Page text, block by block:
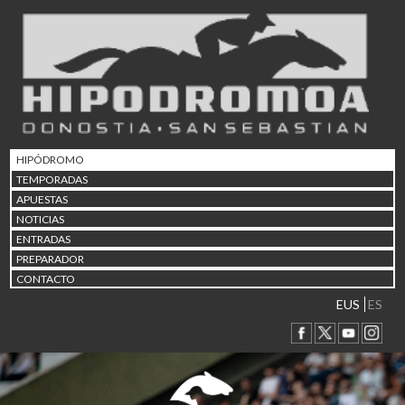
HIPÓDROMO
TEMPORADAS
APUESTAS
NOTICIAS
ENTRADAS
PREPARADOR
CONTACTO
EUS ES
02/08 17:30 Abuztuaren 2a / 2 de
Abuztuaren 9a / 9 de
12/08 12:08 Abuztaren 12a / 12 de
15/08 17:05 Abuztuaren 15a / 15 de
23/08 17:30 Abuztuaren 23a / 23 de
30/08 17:30 Abuztuaren 30a / 30 de
02/09 11:15
06/09 17:30 Irailaren 6a / 6 de
Irailaren 13a / 13 de
30/09 11:30 Irailaren 30a / 30 de